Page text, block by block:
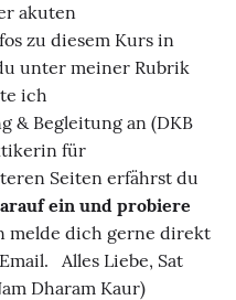
akuten
zu diesem Kurs in
unter meiner Rubrik
ich
& Begleitung an (DKB
für
Seiten erfährst du
ein und probiere
melde dich gerne direkt
Alles Liebe, Sat
Dharam Kaur)